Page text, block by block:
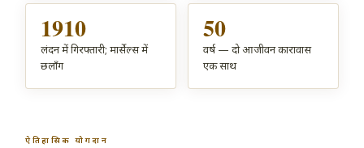
1910
लंदन में गिरफ्तारी; मार्सेल्स में
छलाँग
50
वर्ष — दो आजीवन कारावास
एक साथ
ऐतिहासिक योगदान